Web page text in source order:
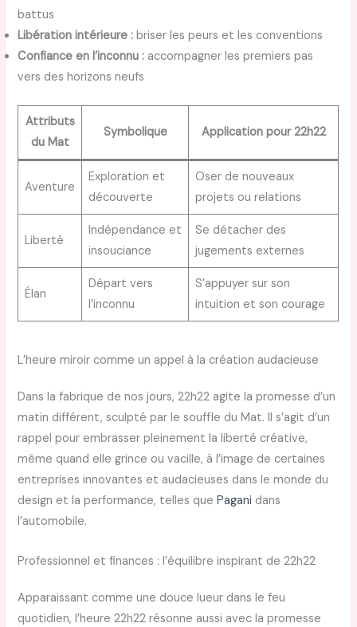
battus
Libération intérieure : briser les peurs et les conventions
Confiance en l’inconnu : accompagner les premiers pas
vers des horizons neufs
Attributs
du Mat
Symbolique Application pour 22h22
Aventure
Exploration et
découverte
Oser de nouveaux
projets ou relations
Liberté
Indépendance et
insouciance
Se détacher des
jugements externes
Élan
Départ vers
l’inconnu
S’appuyer sur son
intuition et son courage
L’heure miroir comme un appel à la création audacieuse
Dans la fabrique de nos jours, 22h22 agite la promesse d’un
matin différent, sculpté par le souffle du Mat. Il s’agit d’un
rappel pour embrasser pleinement la liberté créative,
même quand elle grince ou vacille, à l’image de certaines
entreprises innovantes et audacieuses dans le monde du
design et la performance, telles quePagani dans
l’automobile.
Professionnel et finances : l’équilibre inspirant de 22h22
Apparaissant comme une douce lueur dans le feu
quotidien, l’heure 22h22 résonne aussi avec la promesse